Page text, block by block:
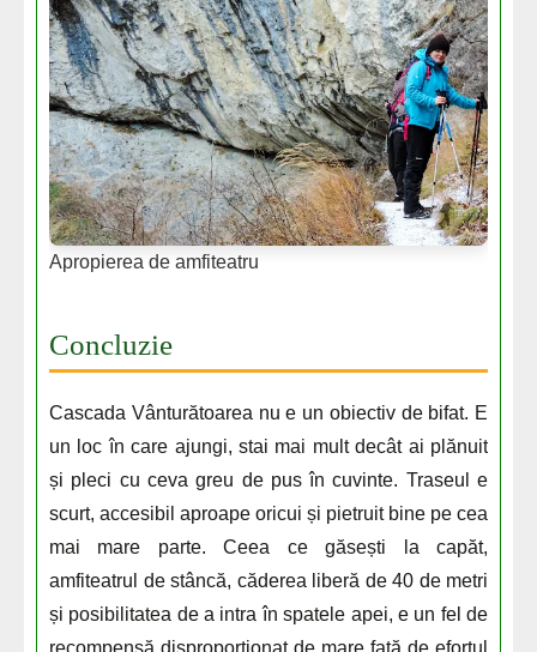
Apropierea de amfiteatru
Concluzie
Cascada Vânturătoarea nu e un obiectiv de bifat. E
un loc în care ajungi, stai mai mult decât ai plănuit
și pleci cu ceva greu de pus în cuvinte. Traseul e
scurt, accesibil aproape oricui și pietruit bine pe cea
mai mare parte. Ceea ce găsești la capăt,
amfiteatrul de stâncă, căderea liberă de 40 de metri
și posibilitatea de a intra în spatele apei, e un fel de
recompensă disproporționat de mare față de efortul